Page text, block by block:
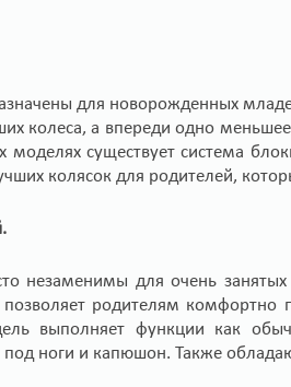
для новорожденных
колеса, а впереди одно
моделях существует система
колясок для родителей,
незаменимы для очень
позволяет родителям
выполняет функции как
под ноги и капюшон. Также